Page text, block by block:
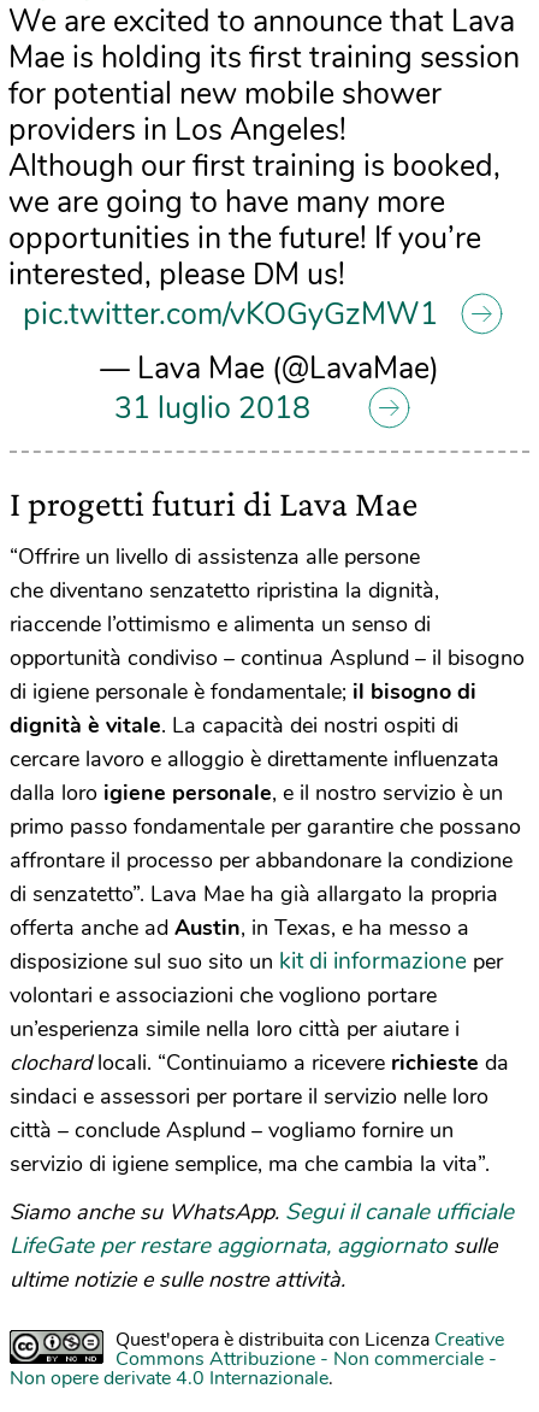
We are excited to announce that Lava
Mae is holding its first training session
for potential new mobile shower
providers in Los Angeles!
Although our first training is booked,
we are going to have many more
opportunities in the future! If you’re
interested, please DM us!
pic.twitter.com/vKOGyGzMW1
— Lava Mae (@LavaMae)
31 luglio 2018
I progetti futuri di Lava Mae
“Offrire un livello di assistenza alle persone
che diventano senzatetto ripristina la dignità,
riaccende l’ottimismo e alimenta un senso di
opportunità condiviso – continua Asplund – il bisogno
di igiene personale è fondamentale; il bisogno di
dignità è vitale. La capacità dei nostri ospiti di
cercare lavoro e alloggio è direttamente influenzata
dalla loro igiene personale, e il nostro servizio è un
primo passo fondamentale per garantire che possano
affrontare il processo per abbandonare la condizione
di senzatetto”. Lava Mae ha già allargato la propria
offerta anche ad Austin, in Texas, e ha messo a
disposizione sul suo sito un kit di informazione per
volontari e associazioni che vogliono portare
un’esperienza simile nella loro città per aiutare i
clochardlocali. “Continuiamo a ricevere richieste da
sindaci e assessori per portare il servizio nelle loro
città – conclude Asplund – vogliamo fornire un
servizio di igiene semplice, ma che cambia la vita”.
Siamo anche su WhatsApp. Segui il canale ufficiale
LifeGate per restare aggiornata, aggiornato sulle
ultime notizie e sulle nostre attività.
Quest'opera è distribuita con Licenza Creative
Commons Attribuzione - Non commerciale -
Non opere derivate 4.0 Internazionale.